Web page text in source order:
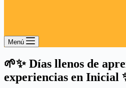
Menú
🌱✨ Días llenos de
experiencias en Inicial